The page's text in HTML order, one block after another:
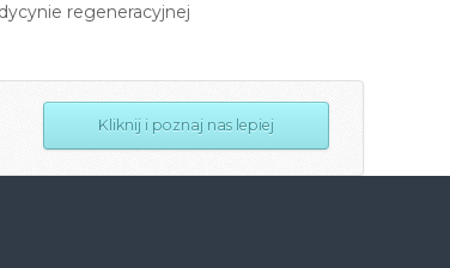
regeneracyjnej
Kliknij i poznaj nas lepiej